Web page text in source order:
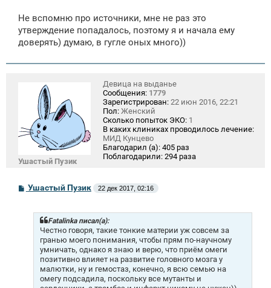
Не вспомню про источники, мне не раз это
утверждение попадалось, поэтому я и начала ему
доверять) думаю, в гугле оных много))
Ушастый Пузик
Девица на выданье
Сообщения: 1779
Зарегистрирован: 22 июн 2016, 22:21
Пол: Женский
Сколько попыток ЭКО: 1
В каких клиниках проводилось лечение:
МИД Кунцево
Благодарил (а): 405 раз
Поблагодарили: 294 раза
С
о
Ушастый Пузик 22 дек 2017, 02:16
Fatalinka писал(а):
Честно говоря, такие тонкие материи уж совсем за
гранью моего понимания, чтобы прям по-научному
умничать, однако я знаю и верю, что приём омеги
позитивно влияет на развитие головного мозга у
малютки, ну и гемостаз, конечно, я всю семью на
омегу подсадила, поскольку все мутанты и